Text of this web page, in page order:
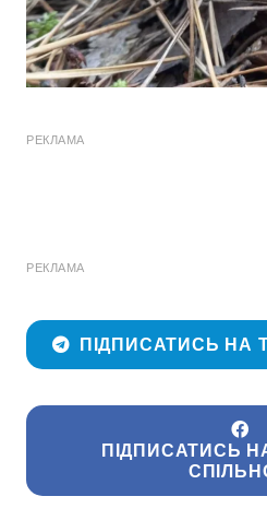
РЕКЛАМА
РЕКЛАМА
ПІДПИСАТИСЬ НА
ПІДПИСАТИСЬ